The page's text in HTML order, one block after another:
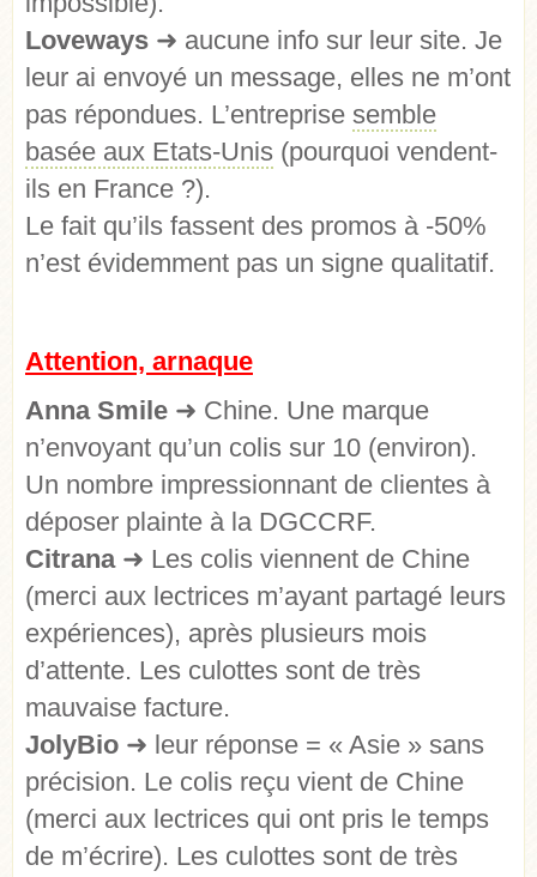
Loveways ➜ aucune info sur leur site. Je
leur ai envoyé un message, elles ne m’ont
pas répondues. L’entreprise semble
basée aux Etats-Unis (pourquoi vendent-
ils en France ?).
Le fait qu’ils fassent des promos à -50%
n’est évidemment pas un signe qualitatif.
Attention, arnaque
Anna Smile ➜ Chine. Une marque
n’envoyant qu’un colis sur 10 (environ).
Un nombre impressionnant de clientes à
déposer plainte à la DGCCRF.
Citrana ➜ Les colis viennent de Chine
(merci aux lectrices m’ayant partagé leurs
expériences), après plusieurs mois
d’attente. Les culottes sont de très
mauvaise facture.
JolyBio ➜ leur réponse = « Asie » sans
précision. Le colis reçu vient de Chine
(merci aux lectrices qui ont pris le temps
de m’écrire). Les culottes sont de très